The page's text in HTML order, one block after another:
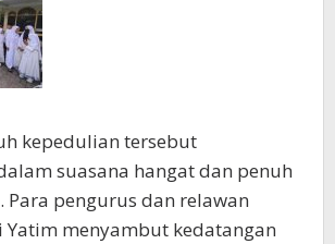
kepedulian tersebut
suasana hangat dan penuh
Para pengurus dan relawan
Yatim menyambut kedatangan